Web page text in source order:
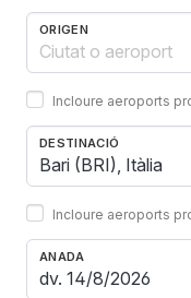
ORIGEN
Incloure aeroports
DESTINACIÓ
Incloure aeroports
ANADA